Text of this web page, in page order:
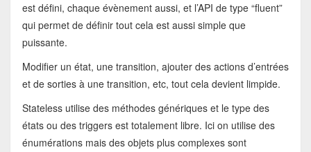
est défini, chaque évènement aussi, et l’API de type “fluent”
qui permet de définir tout cela est aussi simple que
puissante.
Modifier un état, une transition, ajouter des actions d’entrées
et de sorties à une transition, etc, tout cela devient limpide.
Stateless utilise des méthodes génériques et le type des
états ou des triggers est totalement libre. Ici on utilise des
énumérations mais des objets plus complexes sont